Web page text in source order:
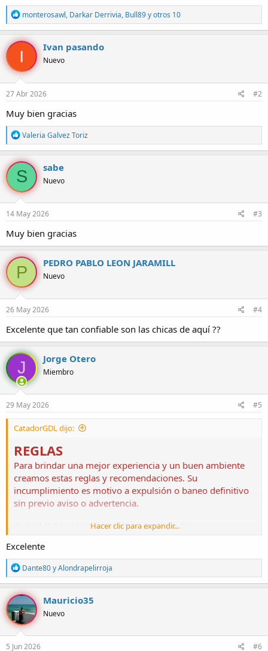
R
e
a
c
c
i
o
n
e
s
monterosawl, Darkar Derrivia, Bull89y otros 10
Ivan pasando
Nuevo
27 Abr 2026 #2
Muy bien gracias
R
e
a
c
c
i
o
n
e
Valeria Galvez Toriz
S sabe
Nuevo
14 May 2026 #3
Muy bien gracias
P PEDRO PABLO LEON JARAMILL
Nuevo
26 May 2026 #4
Excelente que tan confiable son las chicas de aquí ??
J Jorge Otero
Miembro
29 May 2026 #5
CatadorGDL dijo:
REGLAS
Para brindar una mejor experiencia y un buen ambiente
creamos estas reglas y recomendaciones. Su
incumplimiento es motivo a expulsión o baneo definitivo
sin previo aviso o advertencia.
1. Prohibido el abuso de lenguaje: vulgar, grosero,
2. No se banea por malas o buenas reseñas, pero
tomaremos acciones si identificamos reseñas falsas,
auto reseñas o difamatorias sin evidencia.
2. Prohibido divulgar información personal
sin consentimiento.
Hacer clic para expandir...
Excelente
R
e
a
c
c
i
o
n
e
Dante80yAlondrapelirroja
Mauricio35
Nuevo
5 Jun 2026 #6